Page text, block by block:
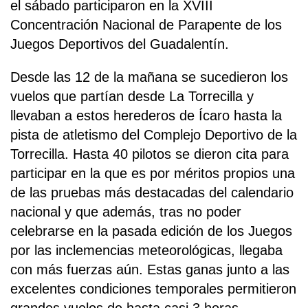
el sábado participaron en la XVIII
Concentración Nacional de Parapente de los
Juegos Deportivos del Guadalentín.
Desde las 12 de la mañana se sucedieron los
vuelos que partían desde La Torrecilla y
llevaban a estos herederos de Ícaro hasta la
pista de atletismo del Complejo Deportivo de la
Torrecilla. Hasta 40 pilotos se dieron cita para
participar en la que es por méritos propios una
de las pruebas más destacadas del calendario
nacional y que además, tras no poder
celebrarse en la pasada edición de los Juegos
por las inclemencias meteorológicas, llegaba
con más fuerzas aún. Estas ganas junto a las
excelentes condiciones temporales permitieron